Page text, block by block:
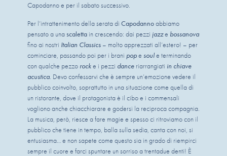
Capodanno e per il sabato successivo.
Per l’intrattenimento della serata di Capodanno abbiamo
pensato a una scaletta in crescendo: dai pezzi jazz e bossanova
fino ai nostri Italian Classics – molto apprezzati all’estero! – per
cominciare, passando poi per i brani pop e soul e terminando
con qualche pezzo rock e i pezzi dance riarrangiati in chiave
acustica. Devo confessarvi che è sempre un’emozione vedere il
pubblico coinvolto, soprattutto in una situazione come quella di
un ristorante, dove il protagonista è il cibo e i commensali
vogliono anche chiacchiarare e godersi la reciproca compagnia.
La musica, però, riesce a fare magie e spesso ci ritroviamo con il
pubblico che tiene in tempo, balla sulla sedia, canta con noi, si
entusiasma… e non sapete come questo sia in grado di riempirci
sempre il cuore e farci spuntare un sorriso a trentadue denti! È